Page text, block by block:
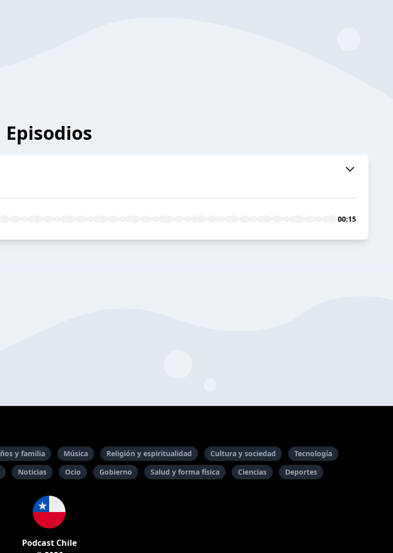
Episodios
00:15
y familia Música Religión y espiritualidad Cultura y sociedad
Tecnología
Noticias Ocio Gobierno Salud y forma física Ciencias Deportes
Podcast Chile